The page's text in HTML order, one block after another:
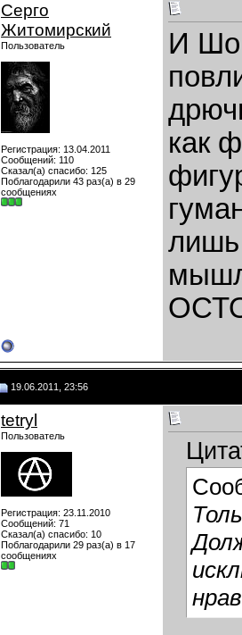
Серго
Житомирский
Пользователь
Регистрация: 13.04.2011
Сообщений: 110
Сказал(а) спасибо: 125
Поблагодарили 43 раз(а) в 29
сообщениях
И
как
лишь
19.06.2011, 23:56
tetryl
Пользователь
Регистрация: 23.11.2010
Сообщений: 71
Сказал(а) спасибо: 10
Поблагодарили 29 раз(а) в 17
сообщениях